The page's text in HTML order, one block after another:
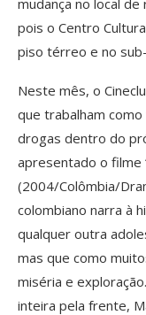
pois o Centro
piso térreo e no
Neste mês, o
que trabalham
drogas dentro do
apresentado o filme
(2004/Colômbia/
colombiano narra à
qualquer outra
mas que como
miséria e
inteira pela frente,